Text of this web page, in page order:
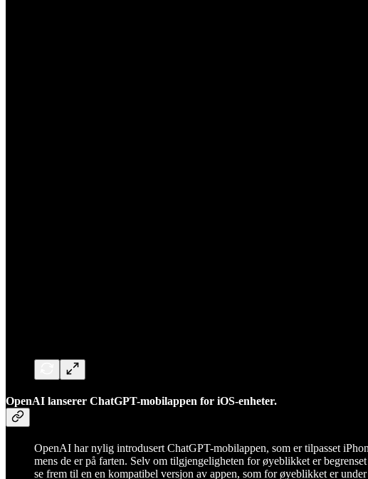
OpenAI lanserer ChatGPT-mobilappen for iOS-enheter.
OpenAI har nylig introdusert ChatGPT-mobilappen, som er tilpasset
mens de er på farten. Selv om tilgjengeligheten for øyeblikket er
se frem til en en kompatibel versjon av appen, som for øyeblikket er